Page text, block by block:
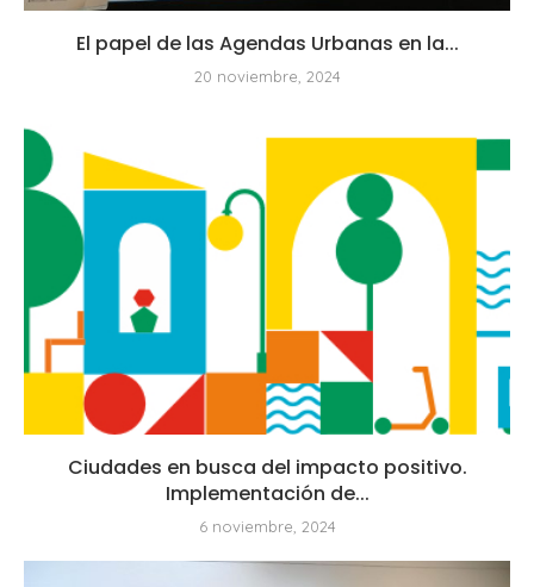
El papel de las Agendas Urbanas en la...
20 noviembre, 2024
Ciudades en busca del impacto positivo.
Implementación de...
6 noviembre, 2024